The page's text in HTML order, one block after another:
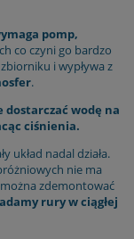
pomp,
co czyni go bardzo
i wypływa z
.
dostarczać wodę na
ciśnienia.
układ nadal działa.
nie ma
zdemontować
rury w ciągłej